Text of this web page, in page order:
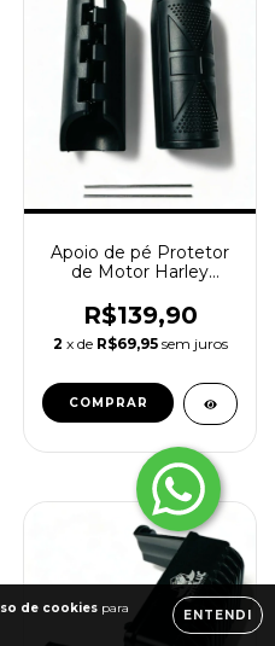
de cookies para
ENTENDI
Apoio de pé Protetor
de Motor Harley
R$139,90
2 x de R$69,95 sem juros